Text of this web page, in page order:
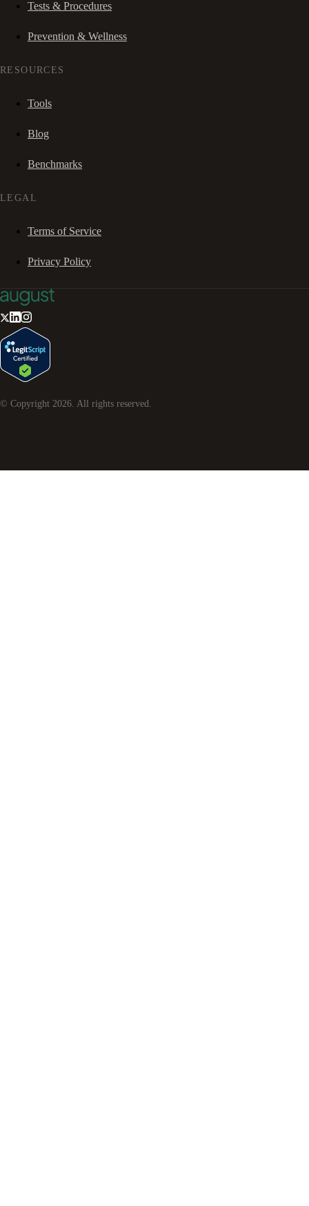
Tests & Procedures
Prevention & Wellness
RESOURCES
Tools
Blog
Benchmarks
LEGAL
Terms of Service
Privacy Policy
© Copyright 2026. All rights reserved.